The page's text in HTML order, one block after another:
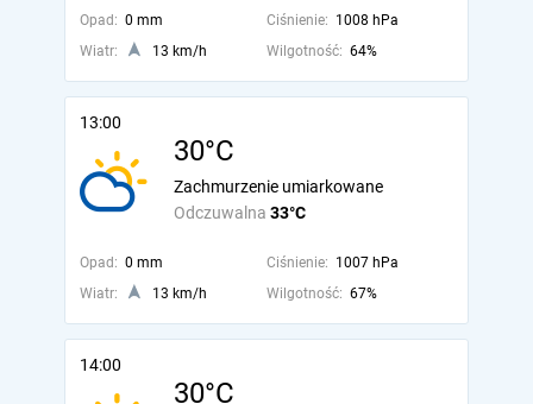
Opad: 0 mm Ciśnienie: 1008 hPa
Wiatr:
13 km/h Wilgotność: 64%
13:00
30°C
Odczuwalna 33°C
Zachmurzenie umiarkowane
Opad: 0 mm Ciśnienie: 1007 hPa
Wiatr:
13 km/h Wilgotność: 67%
14:00
30°C